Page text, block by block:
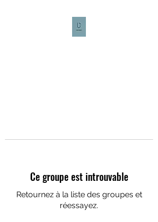
Ce groupe est introuvable
Retournez à la liste des groupes et
réessayez.